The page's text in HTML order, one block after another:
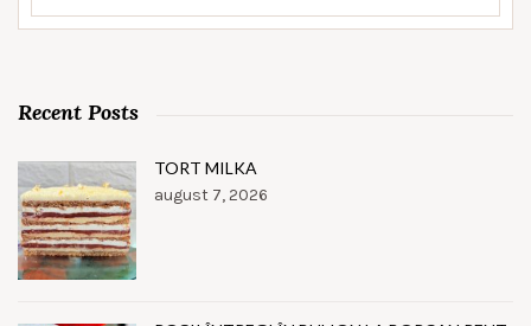
Recent Posts
TORT MILKA
august 7, 2026